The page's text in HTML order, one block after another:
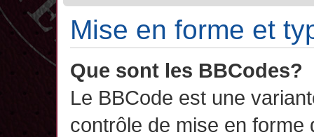
Mise en forme et
Que sont les BBCodes?
Le BBCode est une
contrôle de mise en forme